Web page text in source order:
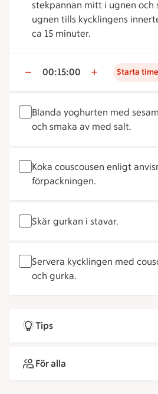
stekpannan mitt i ugnen och
ugnen tills kycklingens
ca 15 minuter.
00:15:00 Starta
Blanda yoghurten med
och smaka av med salt.
Koka couscousen enligt
förpackningen.
Skär gurkan i stavar.
Servera kycklingen med
och gurka.
Tips
För alla